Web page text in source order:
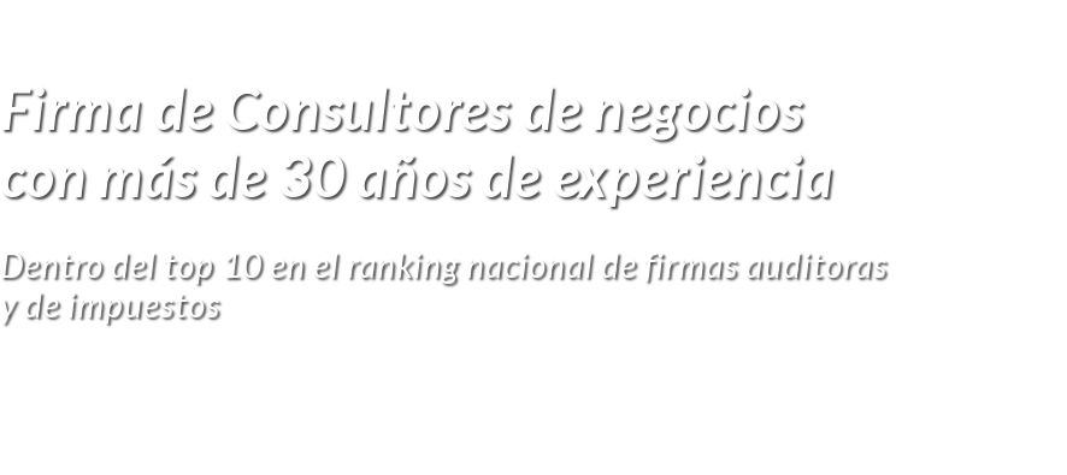
Firma de Consultores de negocios
con más de 30 años de experiencia
Dentro del top 10 en el ranking nacional de firmas auditoras
y de impuestos